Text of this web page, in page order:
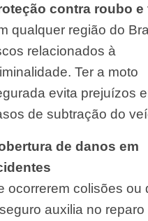
contra roubo e
qualquer região do
relacionados à
Ter a moto
evita prejuízos
de subtração do
de danos em
ocorrerem colisões ou
auxilia no reparo